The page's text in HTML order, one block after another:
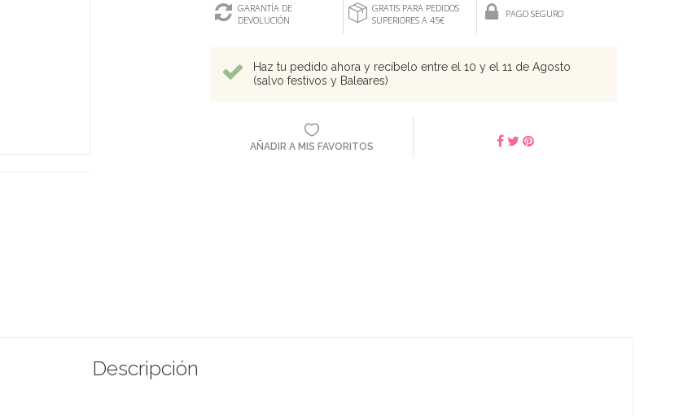
GARANTÍA DE
DEVOLUCIÓN
GRATIS PARA PEDIDOS
SUPERIORES A 45€
PAGO SEGURO
Haz tu pedido ahora y recíbelo entre el 10 y el 11 de Agosto
(salvo festivos y Baleares)
AÑADIR A MIS FAVORITOS
Descripción